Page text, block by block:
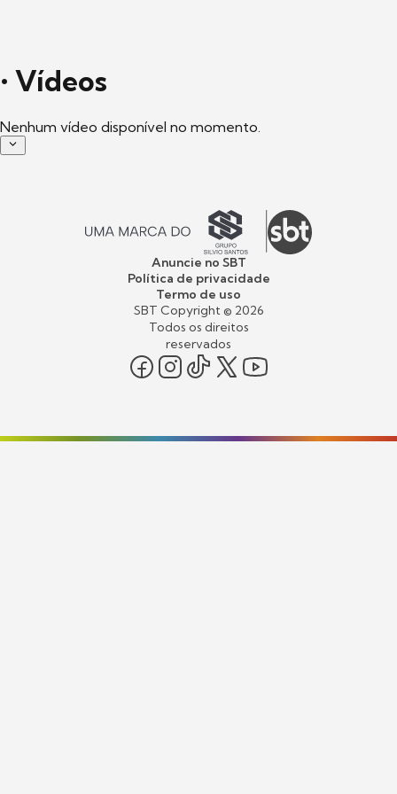
• Vídeos
Nenhum vídeo disponível no momento.
Anuncie no SBT
Política de privacidade
Termo de uso
SBT Copyright © 2026
Todos os direitos
reservados